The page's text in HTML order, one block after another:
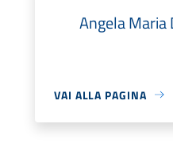
Angela Maria
VAI ALLA PAGINA